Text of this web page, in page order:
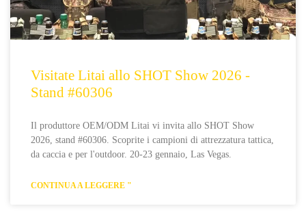
Visitate Litai allo SHOT Show 2026 -
Stand #60306
Il produttore OEM/ODM Litai vi invita allo SHOT Show
2026, stand #60306. Scoprite i campioni di attrezzatura tattica,
da caccia e per l'outdoor. 20-23 gennaio, Las Vegas.
CONTINUA A LEGGERE "